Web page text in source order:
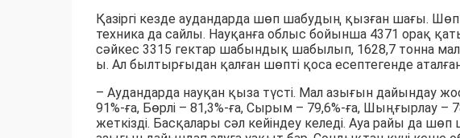
Қазіргі кезде аудандарда шөп шабудың қызған шағы.
техника да сайлы. Науқанға облыс бойынша 4371 орақ
сәйкес 3315 гектар шабындық шабылып, 1628,7 тонна
ы. Ал былтырғыдан қалған шөпті қоса есептегенде
– Аудандарда науқан қыза түсті. Мал азығын дайындау
91%-ға, Бөрлі – 81,3%-ға, Сырым – 79,6%-ға, Шыңғырлау –
жеткізді. Басқалары сәл кейіндеу келеді. Ауа райы да